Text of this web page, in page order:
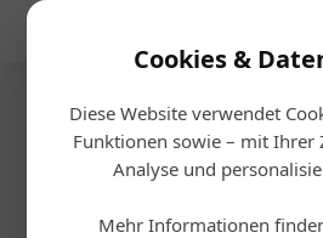
Cookies &
Diese Website verwendet
Funktionen sowie – mit
Analyse und
Mehr Informationen
Artikel von
Madlener